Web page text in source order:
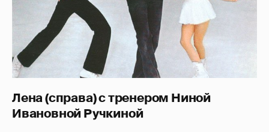
Лена (справа) с тренером Ниной
Ивановной Ручкиной